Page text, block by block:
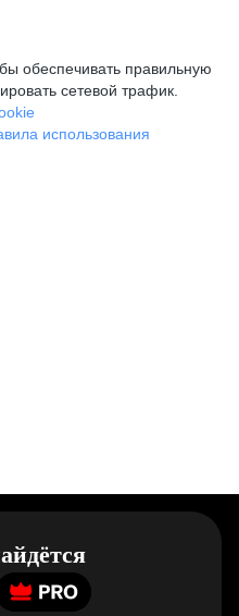
обеспечивать правильную
сетевой трафик.
использования